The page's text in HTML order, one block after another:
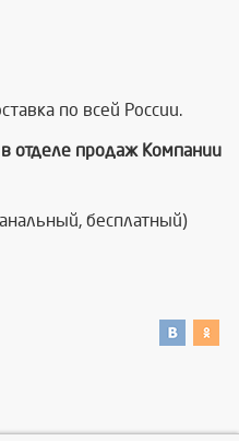
по всей России.
отделе продаж Компании
бесплатный)